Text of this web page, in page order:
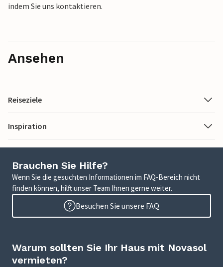
indem Sie uns kontaktieren.
Ansehen
Reiseziele
Inspiration
Brauchen Sie Hilfe?
Wenn Sie die gesuchten Informationen im FAQ-Bereich nicht
finden können, hilft unser Team Ihnen gerne weiter.
Besuchen Sie unsere FAQ
Warum sollten Sie Ihr Haus mit Novasol
vermieten?